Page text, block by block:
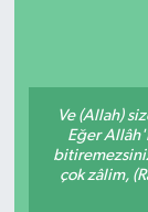
Ve (Allah)
Eğer
çok zâlim,
Dünya